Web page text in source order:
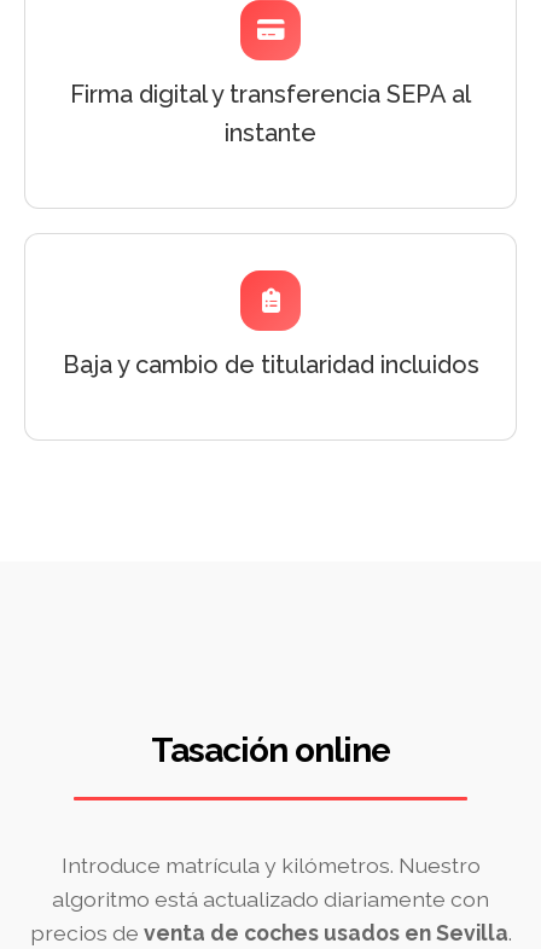
Firma digital y transferencia SEPA al
instante
Baja y cambio de titularidad incluidos
Tasación online
Introduce matrícula y kilómetros. Nuestro
algoritmo está actualizado diariamente con
precios de venta de coches usados en Sevilla.